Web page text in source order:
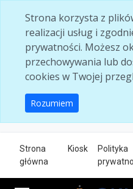
Strona korzysta z
realizacji usług i
prywatności. Możesz
przechowywania lub
cookies w Twojej
Rozumiem
Strona
główna
Kiosk
Polityka